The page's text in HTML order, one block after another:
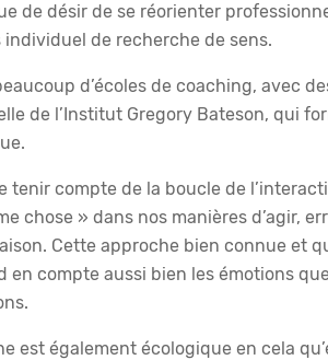
de désir de se réorienter
individuel de recherche de sens.
d’écoles de coaching, avec
de l’Institut Gregory Bateson, qui
tenir compte de la boucle de
chose » dans nos manières d’agir,
Cette approche bien connue et
en compte aussi bien les émotions
est également écologique en cela